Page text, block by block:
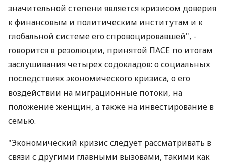
значительной степени является кризисом доверия
к финансовым и политическим институтам и к
глобальной системе его спровоцировавшей", -
говорится в резолюции, принятой ПАСЕ по итогам
заслушивания четырех содокладов: о социальных
последствиях экономического кризиса, о его
воздействии на миграционные потоки, на
положение женщин, а также на инвестирование в
семью.
"Экономический кризис следует рассматривать в
связи с другими главными вызовами, такими как